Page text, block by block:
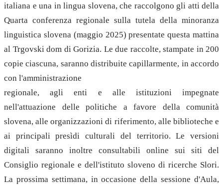
italiana e una in lingua slovena, che raccolgono gli atti della
Quarta conferenza regionale sulla tutela della minoranza
linguistica slovena (maggio 2025) presentate questa mattina
al Trgovski dom di Gorizia. Le due raccolte, stampate in 200
copie ciascuna, saranno distribuite capillarmente, in accordo
con l'amministrazione
regionale, agli enti e alle istituzioni impegnate
nell'attuazione delle politiche a favore della comunità
slovena, alle organizzazioni di riferimento, alle biblioteche e
ai principali presìdi culturali del territorio. Le versioni
digitali saranno inoltre consultabili online sui siti del
Consiglio regionale e dell'istituto sloveno di ricerche Slori.
La prossima settimana, in occasione della sessione d'Aula,